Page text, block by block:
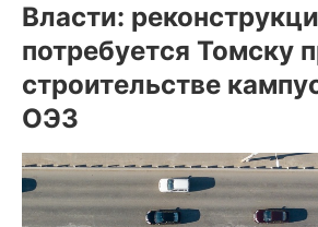
Власти:
потребуется Томску
строительстве
ОЭЗ